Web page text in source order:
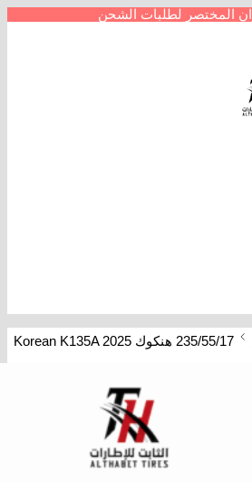
المختصر لطلبات الشحن
235/55/17 هنكوك Korean K135A 2025